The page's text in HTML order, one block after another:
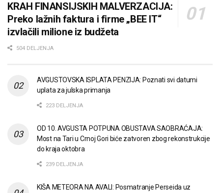
KRAH FINANSIJSKIH MALVERZACIJA:
Preko lažnih faktura i firme „BEE IT“
izvlačili milione iz budžeta
504 DELJENJA
AVGUSTOVSKA ISPLATA PENZIJA: Poznati svi datumi
uplata za julska primanja
223 DELJENJA
OD 10. AVGUSTA POTPUNA OBUSTAVA SAOBRAĆAJA:
Most na Tari u Crnoj Gori biće zatvoren zbog rekonstrukcije
do kraja oktobra
239 DELJENJA
KIŠA METEORA NA AVALI: Posmatranje Perseida uz